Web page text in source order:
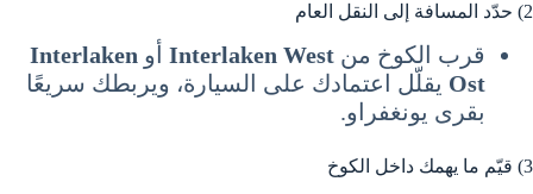
2) حدّد المسافة إلى النقل العام
قرب الكوخ من Interlaken West أو Interlaken
Ost يقلّل اعتمادك على السيارة، ويربطك سريعًا
بقرى يونغفراو.
3) قيّم ما يهمك داخل الكوخ